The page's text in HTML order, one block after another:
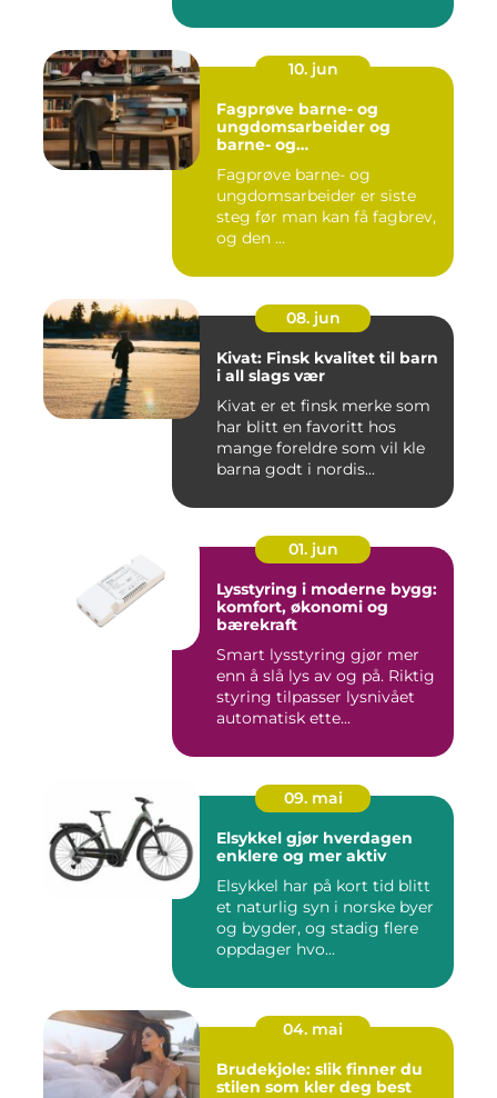
10. jun
Fagprøve barne- og
ungdomsarbeider og
barne- og
– veien til fagbrev
Fagprøve barne- og
ungdomsarbeider er siste
steg før man kan få fagbrev,
og den ...
08. jun
Kivat: Finsk kvalitet til barn
i all slags vær
Kivat er et finsk merke som
har blitt en favoritt hos
mange foreldre som vil kle
barna godt i nordis...
01. jun
Lysstyring i moderne bygg:
komfort, økonomi og
bærekraft
Smart lysstyring gjør mer
enn å slå lys av og på. Riktig
styring tilpasser lysnivået
automatisk ette...
09. mai
Elsykkel gjør hverdagen
enklere og mer aktiv
Elsykkel har på kort tid blitt
et naturlig syn i norske byer
og bygder, og stadig flere
oppdager hvo...
04. mai
Brudekjole: slik finner du
stilen som kler deg best